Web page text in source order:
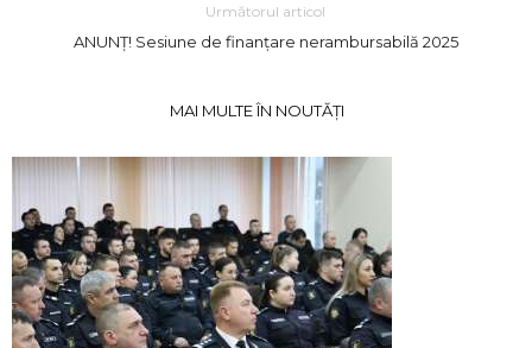
Următorul articol
ANUNȚ! Sesiune de finanțare nerambursabilă 2025
MAI MULTE ÎN NOUTĂȚI